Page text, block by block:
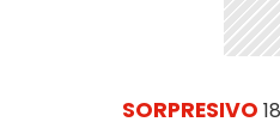
SORPRESIVO